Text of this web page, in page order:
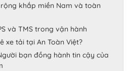
khắp miền Nam và toàn
và TMS trong vận hành
xe tải tại An Toàn Việt?
bạn đồng hành tin cậy của